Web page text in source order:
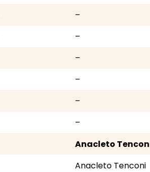
–
–
–
–
–
–
Anacleto
Anacleto Tenconi